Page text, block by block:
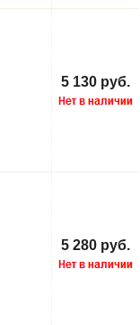
5 130 руб.
5 280 руб.